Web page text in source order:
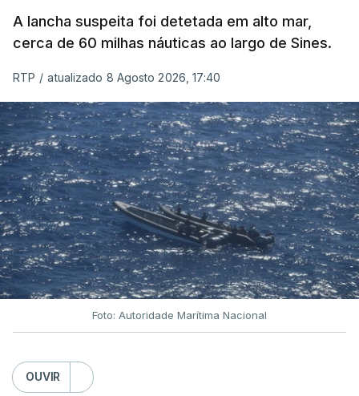
A lancha suspeita foi detetada em alto mar,
cerca de 60 milhas náuticas ao largo de Sines.
RTP / atualizado 8 Agosto 2026, 17:40
Foto: Autoridade Marítima Nacional
OUVIR